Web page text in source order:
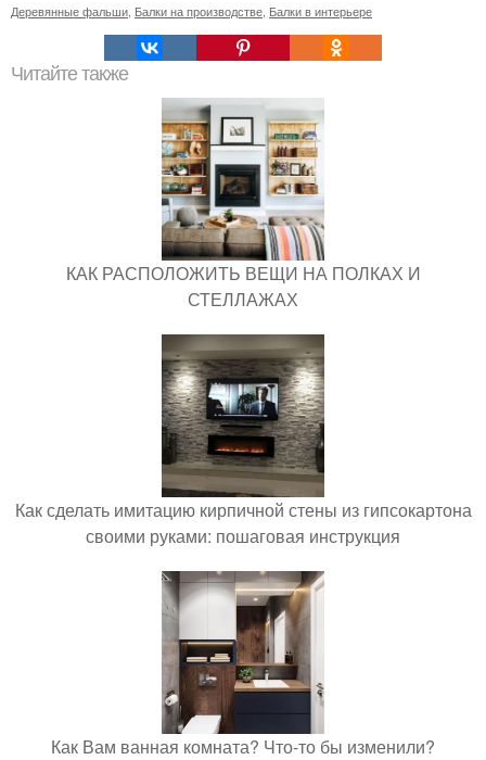
Деревянные фальши Балки на производстве Балки в интерьере
Читайте также
КАК РАСПОЛОЖИТЬ ВЕЩИ НА ПОЛКАХ И
СТЕЛЛАЖАХ
Как сделать имитацию кирпичной стены из гипсокартона
своими руками: пошаговая инструкция
Как Вам ванная комната? Что-то бы изменили?